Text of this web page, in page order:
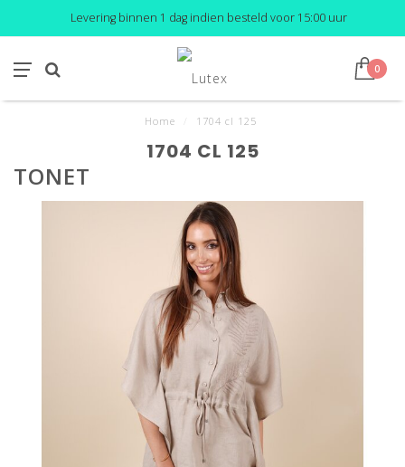
Levering binnen 1 dag indien besteld voor 15:00 uur
0
Home 1704 cl 125
1704 CL 125
TONET